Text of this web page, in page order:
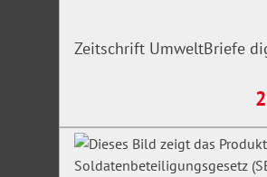
Zeitschrift UmweltBriefe